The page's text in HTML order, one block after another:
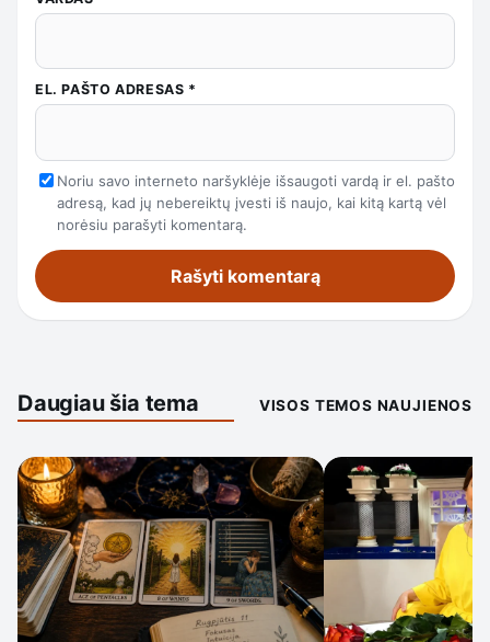
EL. PAŠTO ADRESAS *
Noriu savo interneto naršyklėje išsaugoti vardą ir el. pašto
adresą, kad jų nebereiktų įvesti iš naujo, kai kitą kartą vėl
norėsiu parašyti komentarą.
Daugiau šia tema VISOS TEMOS NAUJIENOS